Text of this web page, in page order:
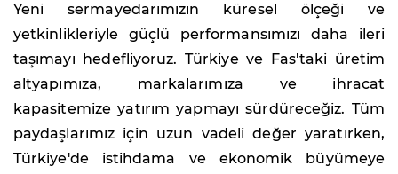
Yeni sermayedarımızın küresel ölçeği ve
yetkinlikleriyle güçlü performansımızı daha ileri
taşımayı hedefliyoruz. Türkiye ve Fas'taki üretim
altyapımıza, markalarımıza ve ihracat
kapasitemize yatırım yapmayı sürdüreceğiz. Tüm
paydaşlarımız için uzun vadeli değer yaratırken,
Türkiye'de istihdama ve ekonomik büyümeye